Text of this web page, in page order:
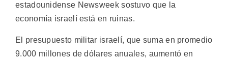
estadounidense Newsweek sostuvo que la
economía israelí está en ruinas.
El presupuesto militar israelí, que suma en promedio
9.000 millones de dólares anuales, aumentó en